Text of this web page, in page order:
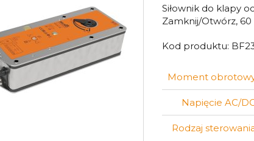
Siłownik do klapy
Zamknij/Otwórz, 60
Kod produktu:
Moment
Napięcie AC/
Rodzaj